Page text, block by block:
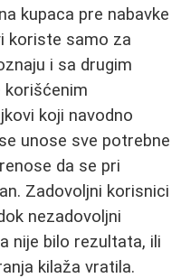
kupaca pre nabavke
koriste samo za
i sa drugim
korišćenim
koji navodno
unose sve potrebne
da se pri
Zadovoljni korisnici
nezadovoljni
nije bilo rezultata, ili
kilaža vratila.